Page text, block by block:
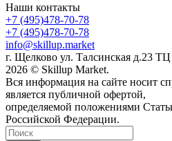
Наши контакты
+7 (495)478-70-78
+7 (495)478-70-78
info@skillup.market
г. Щелково ул. Талсинская д.23
2026 © Skillup Market.
Вся информация на сайте носит
является публичной офертой,
определяемой положениями
Российской Федерации.